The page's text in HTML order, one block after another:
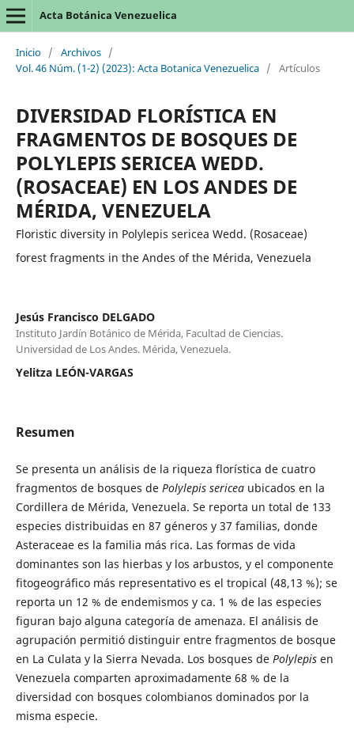
Acta Botánica Venezuelica
Inicio / Archivos /
Vol. 46 Núm. (1-2) (2023): Acta Botanica Venezuelica / Artículos
DIVERSIDAD FLORÍSTICA EN
FRAGMENTOS DE BOSQUES DE
POLYLEPIS SERICEA WEDD.
(ROSACEAE) EN LOS ANDES DE
MÉRIDA, VENEZUELA
Floristic diversity in Polylepis sericea Wedd. (Rosaceae)
forest fragments in the Andes of the Mérida, Venezuela
Jesús Francisco DELGADO
Instituto Jardín Botánico de Mérida, Facultad de Ciencias.
Universidad de Los Andes. Mérida, Venezuela.
Yelitza LEÓN-VARGAS
Resumen
Se presenta un análisis de la riqueza florística de cuatro
fragmentos de bosques de Polylepis sericeaubicados en la
Cordillera de Mérida, Venezuela. Se reporta un total de 133
especies distribuidas en 87 géneros y 37 familias, donde
Asteraceae es la familia más rica. Las formas de vida
dominantes son las hierbas y los arbustos, y el componente
fitogeográfico más representativo es el tropical (48,13 %); se
reporta un 12 % de endemismos y ca. 1 % de las especies
figuran bajo alguna categoría de amenaza. El análisis de
agrupación permitió distinguir entre fragmentos de bosque
en La Culata y la Sierra Nevada. Los bosques de Polylepisen
Venezuela comparten aproximadamente 68 % de la
diversidad con bosques colombianos dominados por la
misma especie.